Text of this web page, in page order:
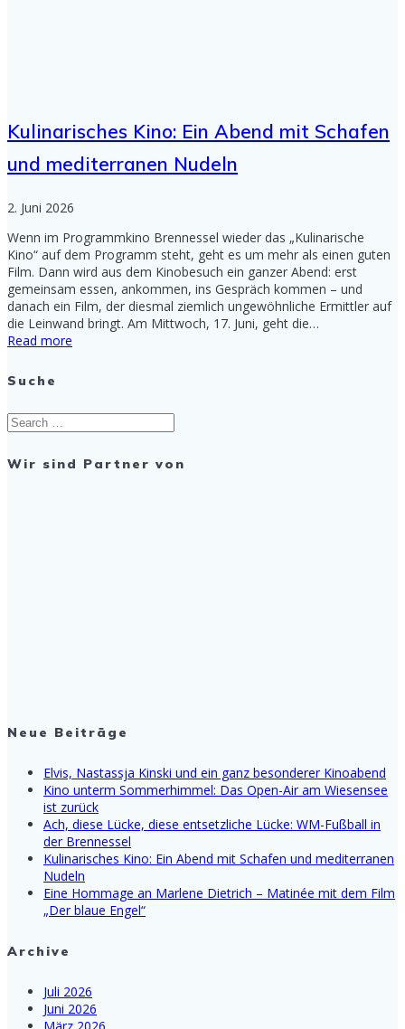
Kulinarisches Kino: Ein Abend mit Schafen
und mediterranen Nudeln
2. Juni 2026
Wenn im Programmkino Brennessel wieder das „Kulinarische
Kino“ auf dem Programm steht, geht es um mehr als einen guten
Film. Dann wird aus dem Kinobesuch ein ganzer Abend: erst
gemeinsam essen, ankommen, ins Gespräch kommen – und
danach ein Film, der diesmal ziemlich ungewöhnliche Ermittler auf
die Leinwand bringt. Am Mittwoch, 17. Juni, geht die…
Read more
Suche
Search
for:
Wir sind Partner von
Neue Beiträge
Elvis, Nastassja Kinski und ein ganz besonderer Kinoabend
Kino unterm Sommerhimmel: Das Open-Air am Wiesensee
ist zurück
Ach, diese Lücke, diese entsetzliche Lücke: WM-Fußball in
der Brennessel
Kulinarisches Kino: Ein Abend mit Schafen und mediterranen
Nudeln
Eine Hommage an Marlene Dietrich – Matinée mit dem Film
„Der blaue Engel“
Archive
Juli 2026
Juni 2026